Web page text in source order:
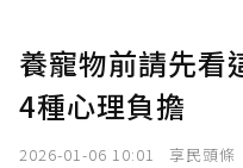
養寵物前請先看
4種心理負擔
2026-01-06 10:01 享民頭條